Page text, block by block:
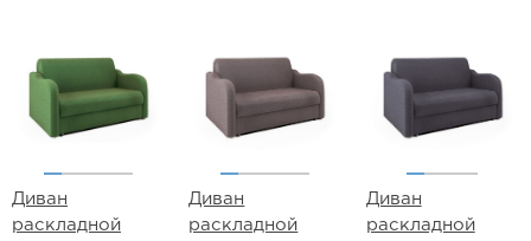
Диван
раскладной
Диван
раскладной
Диван
раскладной